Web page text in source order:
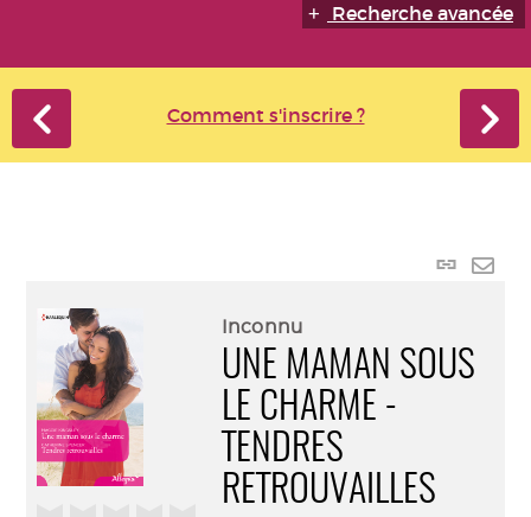
Recherche avancée
Comment s'inscrire ?
Lien
Inconnu
UNE MAMAN SOUS
LE CHARME -
TENDRES
RETROUVAILLES